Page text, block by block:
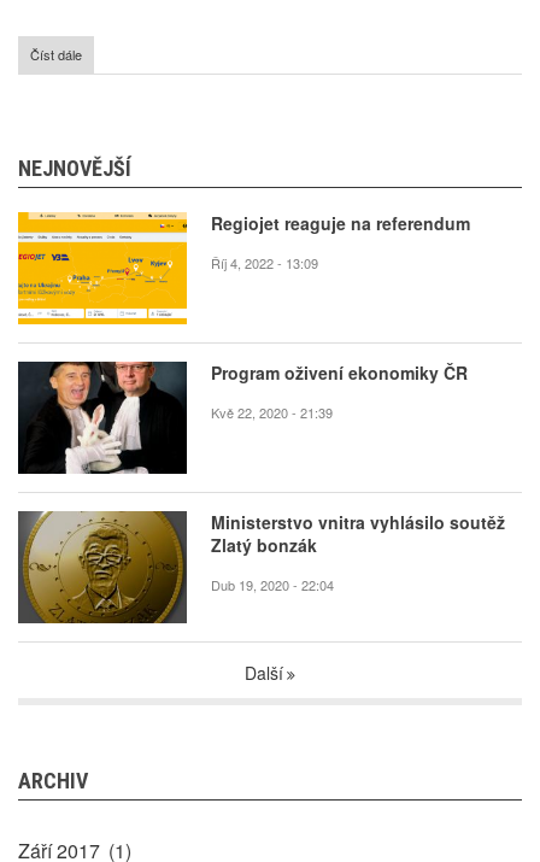
Číst dále
Rozpočet
rok
2017
NEJNOVĚJŠÍ
Regiojet reaguje na referendum
Říj 4, 2022 - 13:09
Program oživení ekonomiky ČR
Kvě 22, 2020 - 21:39
Ministerstvo vnitra vyhlásilo soutěž
Zlatý bonzák
Dub 19, 2020 - 22:04
Další
ARCHIV
Září 2017 (1)